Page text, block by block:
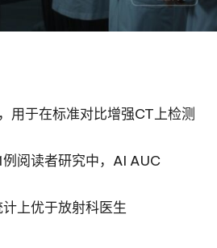
用于在标准对比增强CT上检测
阅读者研究中，AI AUC
上优于放射科医生